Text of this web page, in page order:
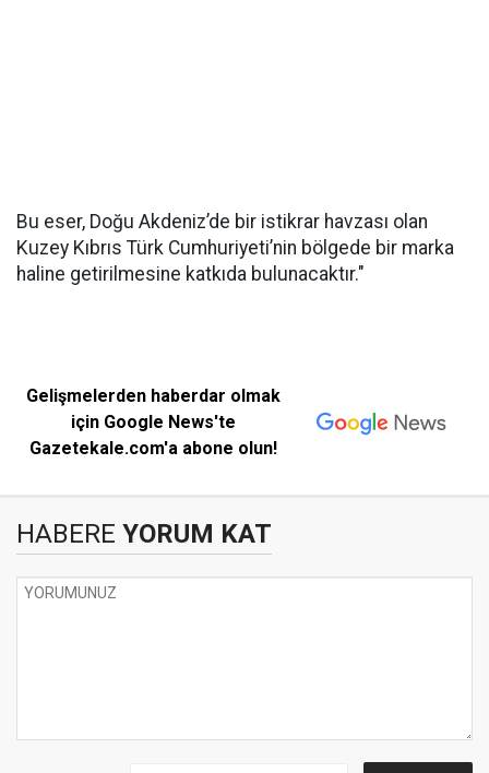
Bu eser, Doğu Akdeniz’de bir istikrar havzası olan
Kuzey Kıbrıs Türk Cumhuriyeti’nin bölgede bir marka
haline getirilmesine katkıda bulunacaktır."
Gelişmelerden haberdar olmak
için Google News'te
Gazetekale.com'a abone olun!
HABERE YORUM KAT